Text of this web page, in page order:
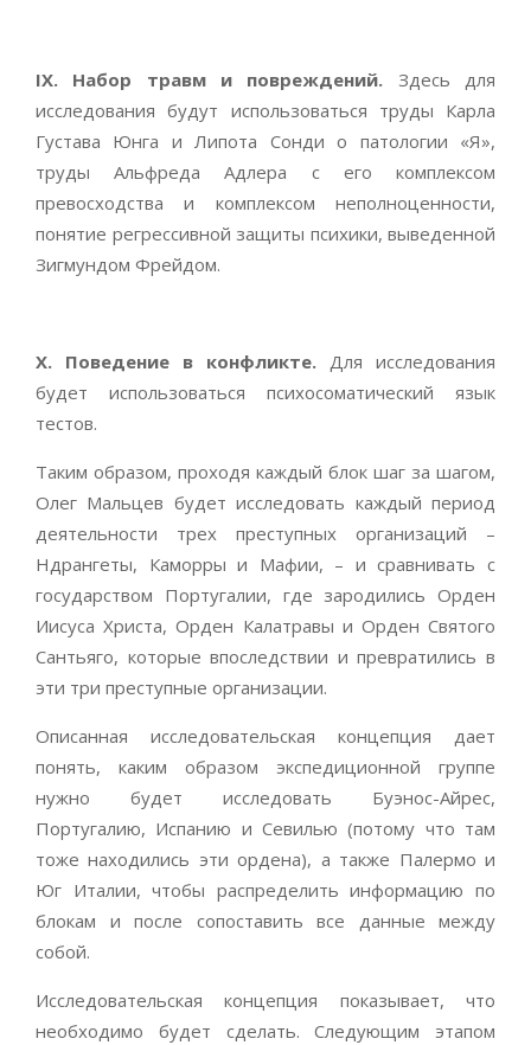
IX. Набор травм и повреждений. Здесь для
исследования будут использоваться труды Карла
Густава Юнга и Липота Сонди о патологии «Я»,
труды Альфреда Адлера с его комплексом
превосходства и комплексом неполноценности,
понятие регрессивной защиты психики, выведенной
Зигмундом Фрейдом.
X. Поведение в конфликте. Для исследования
будет использоваться психосоматический язык
тестов.
Таким образом, проходя каждый блок шаг за шагом,
Олег Мальцев будет исследовать каждый период
деятельности трех преступных организаций –
Ндрангеты, Каморры и Мафии, – и сравнивать с
государством Португалии, где зародились Орден
Иисуса Христа, Орден Калатравы и Орден Святого
Сантьяго, которые впоследствии и превратились в
эти три преступные организации.
Описанная исследовательская концепция дает
понять, каким образом экспедиционной группе
нужно будет исследовать Буэнос-Айрес,
Португалию, Испанию и Севилью (потому что там
тоже находились эти ордена), а также Палермо и
Юг Италии, чтобы распределить информацию по
блокам и после сопоставить все данные между
собой.
Исследовательская концепция показывает, что
необходимо будет сделать. Следующим этапом